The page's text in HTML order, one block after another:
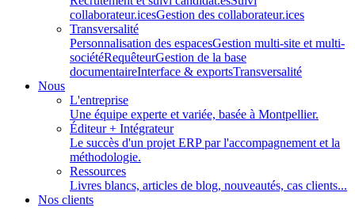
collaborateur.icesGestion des collaborateur.ices
Transversalité
Personnalisation des espacesGestion multi-site et multi-
sociétéRequêteurGestion de la base
documentaireInterface & exportsTransversalité
Nous
L'entreprise
Une équipe experte et variée, basée à Montpellier.
Éditeur + Intégrateur
Le succès d'un projet ERP par l'accompagnement et la
méthodologie.
Ressources
Livres blancs, articles de blog, nouveautés, cas clients...
Nos clients